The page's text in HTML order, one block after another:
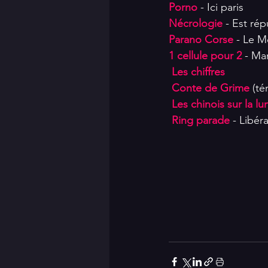
Porno - Ici paris
Nécrologie - Est
Parano Corse - Le
1 cellule pour 2 -
Les chiffres
Conte de Grime
Les chinois sur la
Ring parade -